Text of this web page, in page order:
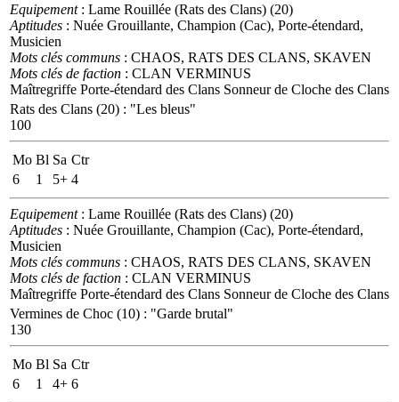
Equipement: Lame Rouillée (Rats des Clans) (20)
Aptitudes : Nuée Grouillante, Champion (Cac), Porte-étendard,
Musicien
Mots clés communs : CHAOS, RATS DES CLANS, SKAVEN
Mots clés de faction : CLAN VERMINUS
Maîtregriffe Porte-étendard des Clans Sonneur de Cloche des Clans
Rats des Clans (20) : "Les bleus"
100
Mo Bl Sa Ctr
6
1 5+ 4
Equipement: Lame Rouillée (Rats des Clans) (20)
Aptitudes : Nuée Grouillante, Champion (Cac), Porte-étendard,
Musicien
Mots clés communs : CHAOS, RATS DES CLANS, SKAVEN
Mots clés de faction : CLAN VERMINUS
Maîtregriffe Porte-étendard des Clans Sonneur de Cloche des Clans
Vermines de Choc (10) : "Garde brutal"
130
Mo Bl Sa Ctr
6
1 4+ 6